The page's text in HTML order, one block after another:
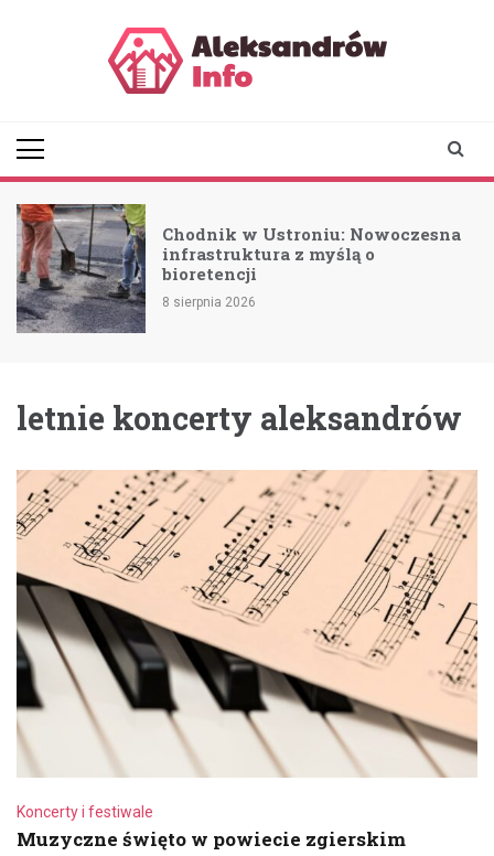
Chodnik w Ustroniu: Nowoczesna
infrastruktura z myślą o
bioretencji
8 sierpnia 2026
letnie koncerty aleksandrów
Koncerty i festiwale
Muzyczne święto w powiecie zgierskim